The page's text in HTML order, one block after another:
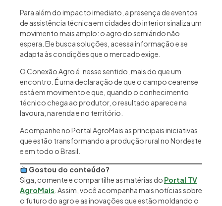
Para além do impacto imediato, a presença de eventos
de assistência técnica em cidades do interior sinaliza um
movimento mais amplo: o agro do semiárido não
espera. Ele busca soluções, acessa informação e se
adapta às condições que o mercado exige.
O Conexão Agro é, nesse sentido, mais do que um
encontro. É uma declaração de que o campo cearense
está em movimento e que, quando o conhecimento
técnico chega ao produtor, o resultado aparece na
lavoura, na renda e no território.
Acompanhe no Portal AgroMais as principais iniciativas
que estão transformando a produção rural no Nordeste
e em todo o Brasil.
Gostou do conteúdo?
Siga, comente e compartilhe as matérias do Portal TV
AgroMais . Assim, você acompanha mais notícias sobre
o futuro do agro e as inovações que estão moldando o